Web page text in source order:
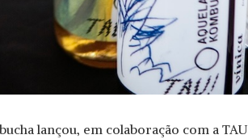
lançou, em colaboração com a